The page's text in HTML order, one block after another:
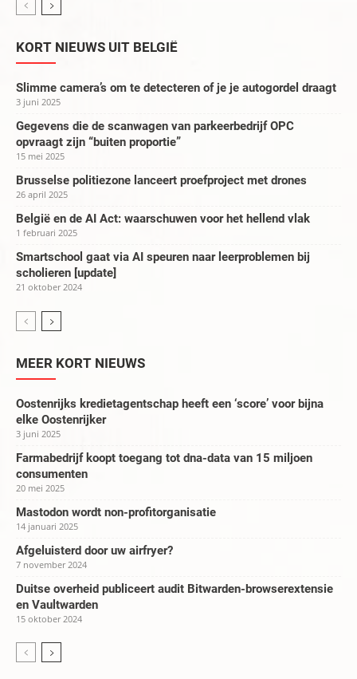
KORT NIEUWS UIT BELGIË
Slimme camera’s om te detecteren of je je autogordel draagt
3 juni 2025
Gegevens die de scanwagen van parkeerbedrijf OPC
opvraagt zijn “buiten proportie”
15 mei 2025
Brusselse politiezone lanceert proefproject met drones
26 april 2025
België en de AI Act: waarschuwen voor het hellend vlak
1 februari 2025
Smartschool gaat via AI speuren naar leerproblemen bij
scholieren [update]
21 oktober 2024
MEER KORT NIEUWS
Oostenrijks kredietagentschap heeft een ‘score’ voor bijna
elke Oostenrijker
3 juni 2025
Farmabedrijf koopt toegang tot dna-data van 15 miljoen
consumenten
20 mei 2025
Mastodon wordt non-profitorganisatie
14 januari 2025
Afgeluisterd door uw airfryer?
7 november 2024
Duitse overheid publiceert audit Bitwarden-browserextensie
en Vaultwarden
15 oktober 2024